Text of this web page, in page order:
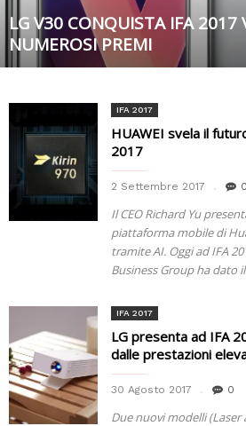
LG V30 CONQUISTA IFA 2017
NUMEROSI PREMI
IFA 2017
HUAWEI svela il
2017
2 Settembre 2017 0
Il CEO Richard Yu
piattaforma mobile di
tramite AI. Oggi ad IFA
Business Group ha dato
IFA 2017
LG presenta ad IFA
dalle prestazioni
30 Agosto 2017 0
Due nuovi modelli